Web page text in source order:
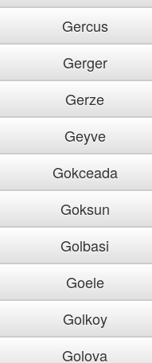
Gercus
Gerger
Gerze
Geyve
Gokceada
Goksun
Golbasi
Goele
Golkoy
Golova